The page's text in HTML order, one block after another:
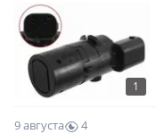
1
9 августа
4